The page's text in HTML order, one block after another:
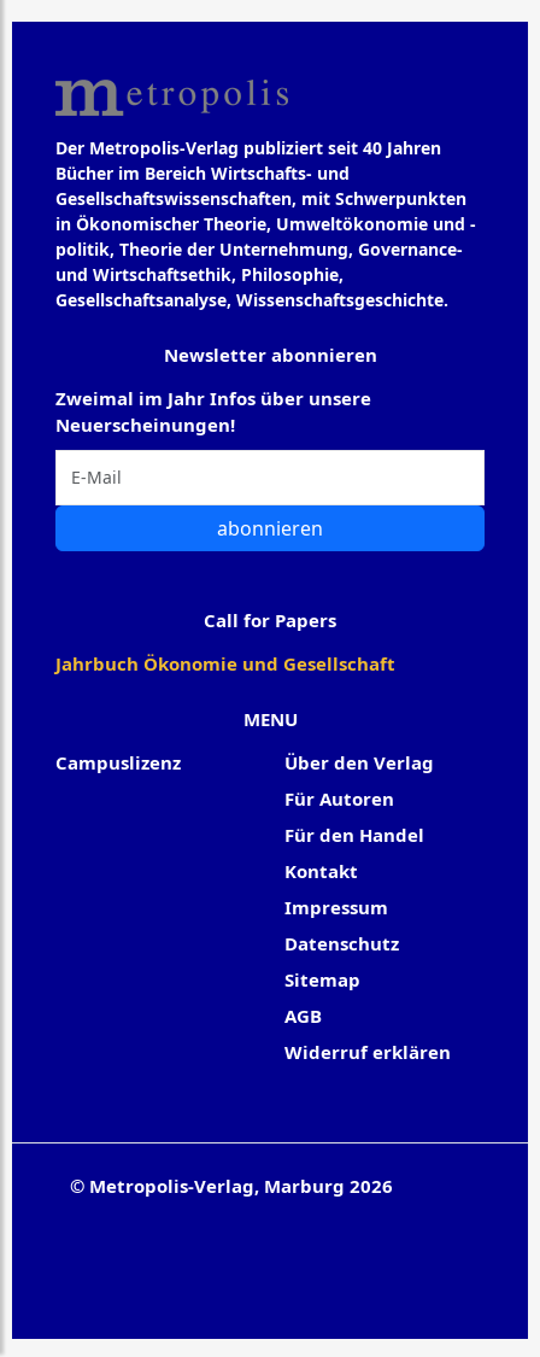
Der Metropolis-Verlag publiziert seit 40 Jahren
Bücher im Bereich Wirtschafts- und
Gesellschaftswissenschaften, mit Schwerpunkten
in Ökonomischer Theorie, Umweltökonomie und -
politik, Theorie der Unternehmung, Governance-
und Wirtschaftsethik, Philosophie,
Gesellschaftsanalyse, Wissenschaftsgeschichte.
MENU
Campuslizenz
Über den Verlag
Für Autoren
Für den Handel
Kontakt
Impressum
Datenschutz
Sitemap
AGB
Widerruf erklären
Newsletter abonnieren
Zweimal im Jahr Infos über unsere
Neuerscheinungen!
abonnieren
Call for Papers
Jahrbuch Ökonomie und Gesellschaft
© Metropolis-Verlag, Marburg 2026